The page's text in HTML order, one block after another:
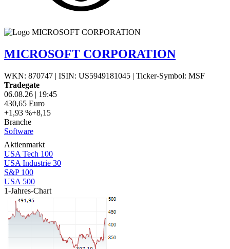
MICROSOFT CORPORATION
WKN: 870747 | ISIN: US5949181045 | Ticker-Symbol: MSF
Tradegate
06.08.26 | 19:45
430,65 Euro
+1,93 %+8,15
Branche
Software
Aktienmarkt
USA Tech 100
USA Industrie 30
S&P 100
USA 500
1-Jahres-Chart